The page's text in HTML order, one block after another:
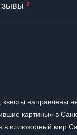
2
квесты направлены
картины» в
в иллюзорный мир